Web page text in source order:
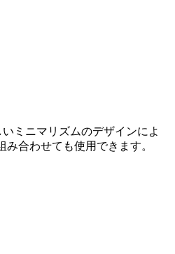
ミニマリズムのデザインによ
合わせても使用できます。